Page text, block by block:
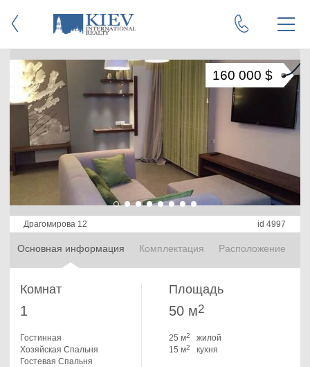
Драгомирова 12 id 4997
Основная информация Комплектация Расположение
160 000 $
Комнат
1
Гостинная
Хозяйская Спальня
Гостевая Спальня
Площадь
50 м2
25 м2
жилой
15 м2 кухня